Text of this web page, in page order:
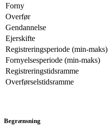
Forny
Overfør
Gendannelse
Ejerskifte
Registreringsperiode (min-maks)
Fornyelsesperiode (min-maks)
Registreringstidsramme
Overførselstidsramme
Begrænsning